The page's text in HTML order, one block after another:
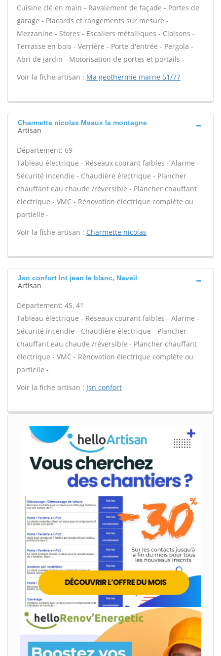
Cuisine clé en main - Ravalement de façade - Portes de
garage - Placards et rangements sur mesure -
Mezzanine - Stores - Escaliers métalliques - Cloisons -
Terrasse en bois - Verrière - Porte d'entrée - Pergola -
Abri de jardin - Motorisation de portes et portails -
Voir la fiche artisan : Ma geothermie marne 51/77
Charmette nicolas Meaux la montagne
Artisan
Département: 69
Tableau électrique - Réseaux courant faibles - Alarme -
Sécurité incendie - Chaudière électrique - Plancher
chauffant eau chaude /réversible - Plancher chauffant
électrique - VMC - Rénovation électrique complète ou
partielle -
Voir la fiche artisan : Charmette nicolas
Jsn confort Int jean le blanc, Naveil
Artisan
Département: 45, 41
Tableau électrique - Réseaux courant faibles - Alarme -
Sécurité incendie - Chaudière électrique - Plancher
chauffant eau chaude /réversible - Plancher chauffant
électrique - VMC - Rénovation électrique complète ou
partielle -
Voir la fiche artisan : Jsn confort